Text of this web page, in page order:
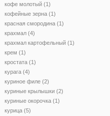
кофе молотый (1)
кофейные зерна (1)
красная смородина (1)
крахмал (4)
крахмал картофельный (1)
крем (1)
кростата (1)
курага (4)
куриное филе (2)
куриные крылышки (2)
куриные окорочка (1)
курица (5)